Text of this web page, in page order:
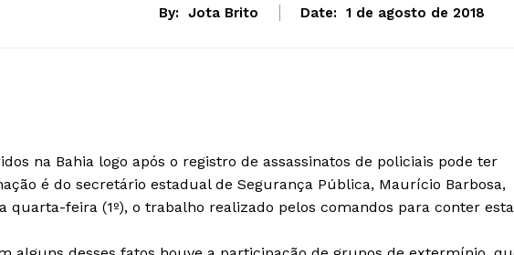
By: Jota Brito Date: 1 de agosto de 2018
na Bahia logo após o registro de assassinatos de policiais pode ter
é do secretário estadual de Segurança Pública, Maurício Barbosa,
quarta-feira (1º), o trabalho realizado pelos comandos para conter